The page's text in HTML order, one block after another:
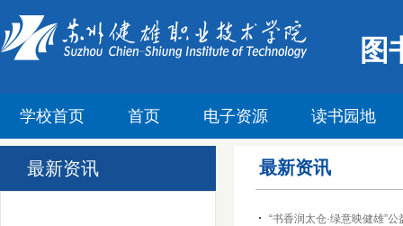
图
学校首页 首页 电子资源 读书园地
最新资讯 最新资讯
“书香润太仓·绿意映健雄”